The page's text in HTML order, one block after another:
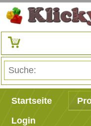
Startseite
Login